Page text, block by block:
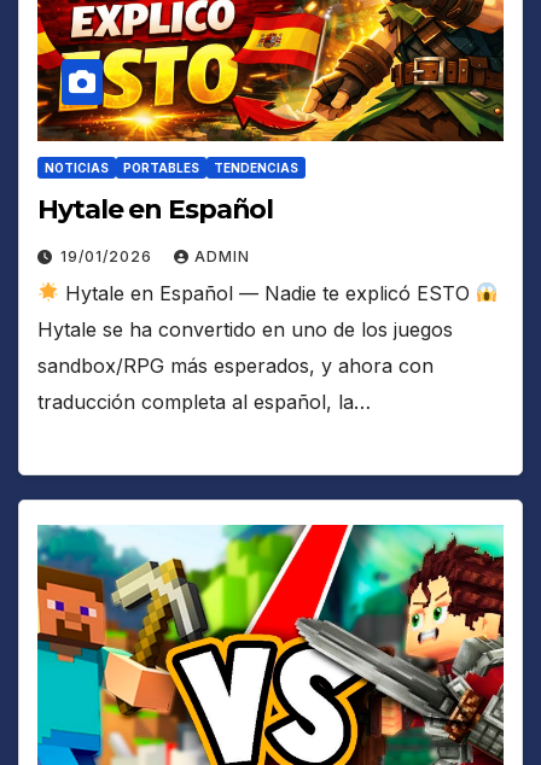
NOTICIAS PORTABLES TENDENCIAS
Hytale en Español
19/01/2026 ADMIN
Hytale en Español — Nadie te explicó ESTO
Hytale se ha convertido en uno de los juegos
sandbox/RPG más esperados, y ahora con
traducción completa al español, la…